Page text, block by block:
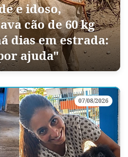
e idoso,
cão de 60 kg
dias em estrada:
ajuda"
07/08/2026